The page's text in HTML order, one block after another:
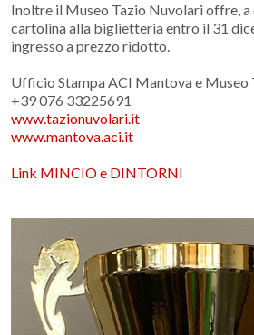
Inoltre il Museo Tazio Nuvolari offre, a
cartolina alla biglietteria entro il 31
ingresso a prezzo ridotto.
Ufficio Stampa ACI Mantova e Museo
+39 076 33225691
www.tazionuvolari.it
www.mantova.aci.it
Link MINCIO e DINTORNI